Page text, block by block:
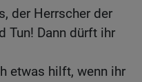
der Herrscher der
Tun! Dann dürft ihr
etwas hilft, wenn ihr